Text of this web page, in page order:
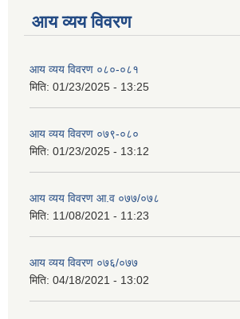
आय व्यय विवरण
आय व्यय विवरण ०८०-०८१
मिति: 01/23/2025 - 13:25
आय व्यय विवरण ०७९-०८०
मिति: 01/23/2025 - 13:12
आय व्यय विवरण आ.व ०७७/०७८
मिति: 11/08/2021 - 11:23
आय व्यय विवरण ०७६/०७७
मिति: 04/18/2021 - 13:02